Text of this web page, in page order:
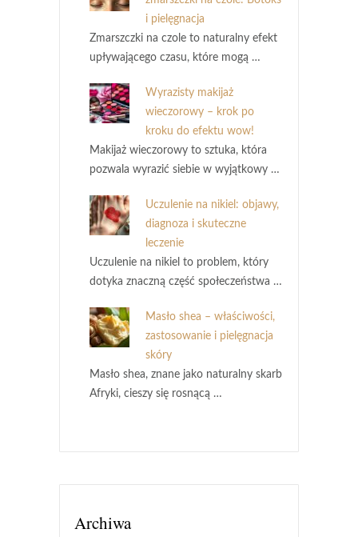
i pielęgnacja
Zmarszczki na czole to naturalny efekt
upływającego czasu, które mogą …
Wyrazisty makijaż
wieczorowy – krok po
kroku do efektu wow!
Makijaż wieczorowy to sztuka, która
pozwala wyrazić siebie w wyjątkowy …
Uczulenie na nikiel: objawy,
diagnoza i skuteczne
leczenie
Uczulenie na nikiel to problem, który
dotyka znaczną część społeczeństwa …
Masło shea – właściwości,
zastosowanie i pielęgnacja
skóry
Masło shea, znane jako naturalny skarb
Afryki, cieszy się rosnącą …
Archiwa